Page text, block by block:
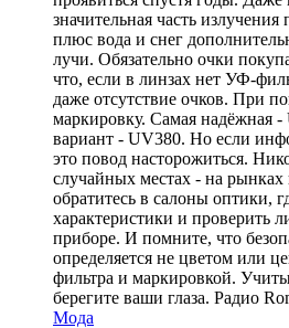
значительная часть излучения
плюс вода и снег
лучи. Обязательно очки
что, если в линзах нет УФ-
даже отсутствие очков. При
маркировку. Самая надёжная
вариант - UV380. Но если
это повод насторожиться.
случайных местах - на
обратитесь в салоны оптики,
характеристики и проверить
приборе. И помните, что
определяется не цветом или
фильтра и маркировкой.
берегите ваши глаза. Радио
Мода